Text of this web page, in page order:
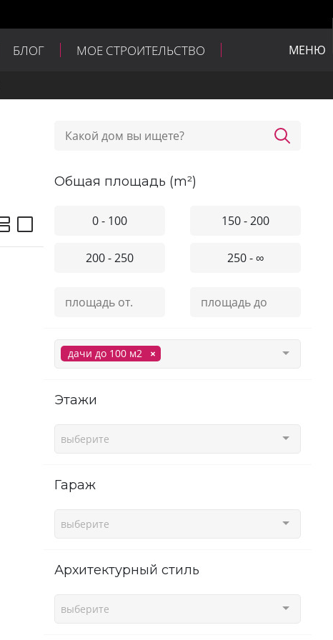
БЛОГ МОЕ СТРОИТЕЛЬСТВО МЕНЮ
общая площадь (m²)
0 - 100 150 - 200
200 - 250 250 - ∞
дачи до 100 м2
этажи
выберите
гараж
выберите
Архитектурный стиль
выберите